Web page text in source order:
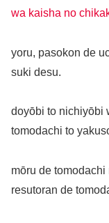
wa kaisha no
yoru, pasokon de
suki desu.
doyōbi to nichiyōbi
tomodachi to
mōru de
resutoran de